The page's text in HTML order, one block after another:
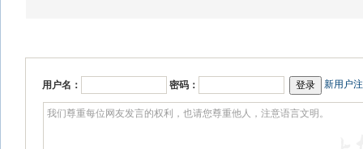
用户名： 密码： 新用户